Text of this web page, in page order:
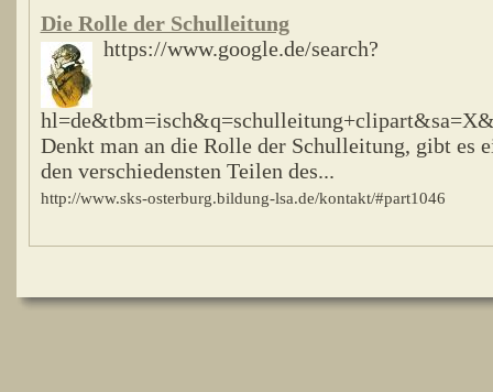
Die Rolle der Schulleitung
https://www.google.de/search?
Denkt man an die Rolle der Schulleitung, gibt es
den verschiedensten Teilen des...
http://www.sks-osterburg.bildung-lsa.de/kontakt/#part1046